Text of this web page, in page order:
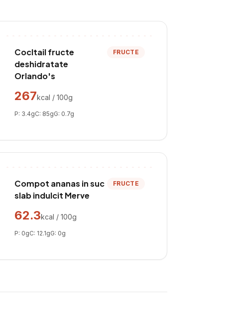
Cocltail fructe
deshidratate
Orlando's
FRUCTE
267kcal / 100g
P: 3.4gC: 85gG: 0.7g
Compot ananas in suc
slab indulcit Merve
FRUCTE
62.3kcal / 100g
P: 0gC: 12.1gG: 0g